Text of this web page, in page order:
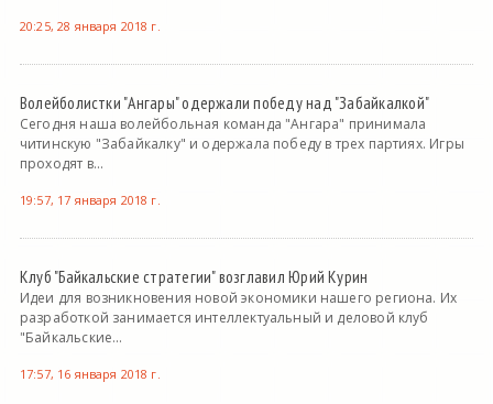
20:25, 28 января 2018 г.
Волейболистки "Ангары" одержали победу над "Забайкалкой"
Сегодня наша волейбольная команда "Ангара" принимала
читинскую "Забайкалку" и одержала победу в трех партиях. Игры
проходят в...
19:57, 17 января 2018 г.
Клуб "Байкальские стратегии" возглавил Юрий Курин
Идеи для возникновения новой экономики нашего региона. Их
разработкой занимается интеллектуальный и деловой клуб
"Байкальские...
17:57, 16 января 2018 г.